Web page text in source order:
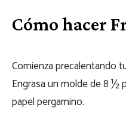
Cómo hacer
Comienza precalentando
Engrasa un molde de 8 ½
papel pergamino.